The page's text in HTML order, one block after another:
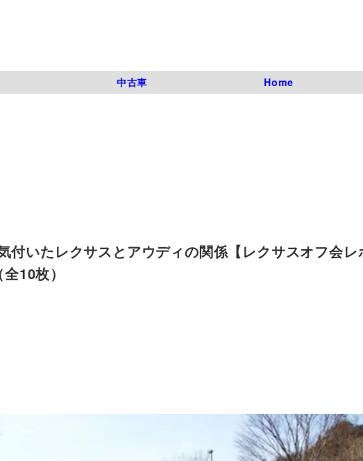
中古車 Home
付いたレクサスとアウディの関係【レクサスオフ会
10枚）